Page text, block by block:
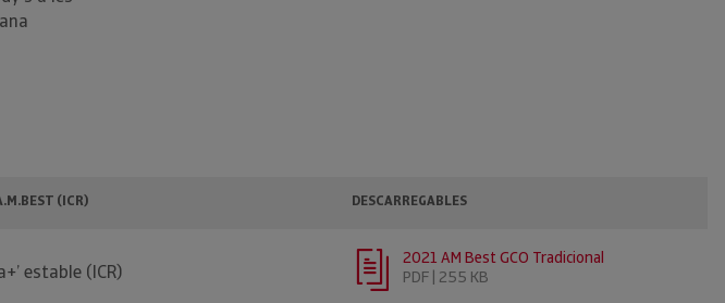
(ICR) DESCARREGABLES
estable (ICR)
2021 AM Best GCO Tradicional
PDF | 255 KB